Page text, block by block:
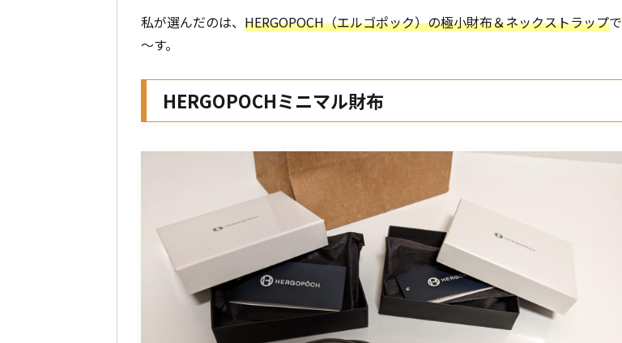
私が選んだのは、 HERGOPOCH（エルゴポック）の極小財布＆ネックストラップで
～す。
HERGOPOCHミニマル財布